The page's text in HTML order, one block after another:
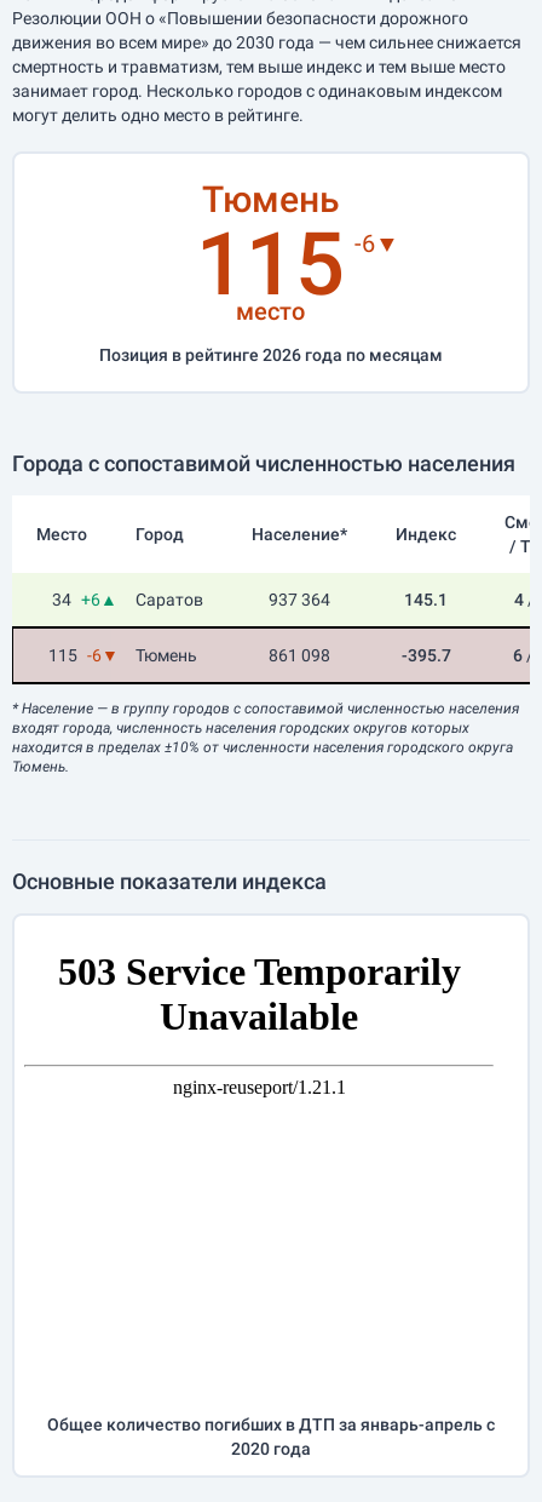
Резолюции ООН о «Повышении безопасности дорожного
движения во всем мире» до 2030 года — чем сильнее снижается
смертность и травматизм, тем выше индекс и тем выше место
занимает город. Несколько городов с одинаковым индексом
могут делить одно место в рейтинге.
Тюмень
115
место
-6▼
Позиция в рейтинге 2026 года по месяцам
Города с сопоставимой численностью населения
Место Город Население* Индекс
/
34 +6▲ Саратов 937 364 145.1 4/
115 -6▼ Тюмень 861 098 -395.7 6 /
* Население — в группу городов с сопоставимой численностью населения
входят города, численность населения городских округов которых
находится в пределах ±10% от численности населения городского округа
Тюмень.
Основные показатели индекса
Общее количество погибших в ДТП за январь-апрельс
2020 года